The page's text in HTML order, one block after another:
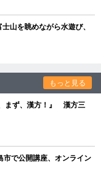
山を眺めながら水遊び、
もっと見る
まず、漢方！』 漢方三
で公開講座、オンライン